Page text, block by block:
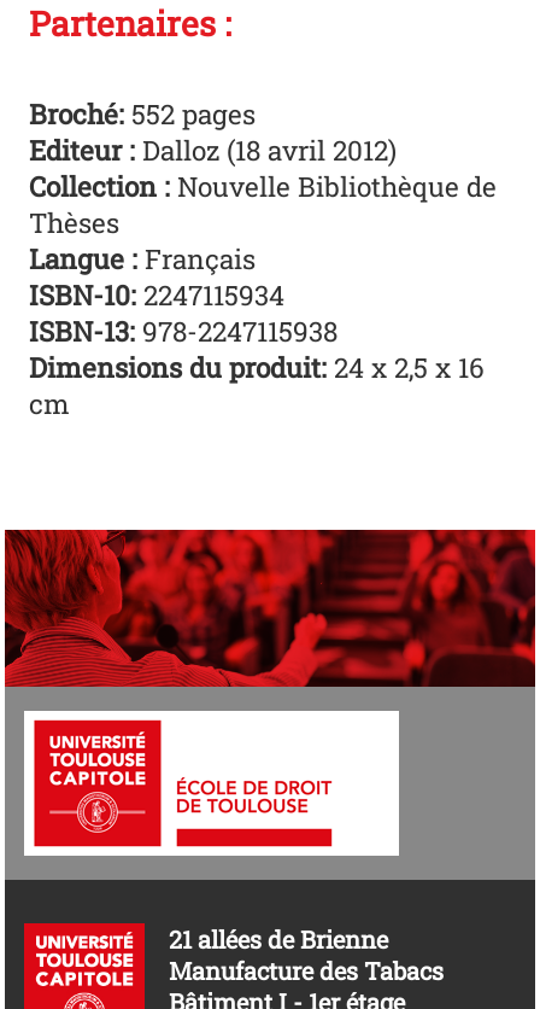
Partenaires :
Broché: 552 pages
Editeur : Dalloz (18 avril 2012)
Collection : Nouvelle Bibliothèque de
Thèses
Langue : Français
ISBN-10: 2247115934
ISBN-13: 978-2247115938
Dimensions du produit: 24 x 2,5 x 16
cm
21 allées de Brienne
Manufacture des Tabacs
Bâtiment I - 1er étage